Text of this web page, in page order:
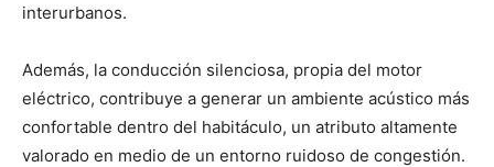
interurbanos.
Además, la conducción silenciosa, propia del motor
eléctrico, contribuye a generar un ambiente acústico más
confortable dentro del habitáculo, un atributo altamente
valorado en medio de un entorno ruidoso de congestión.